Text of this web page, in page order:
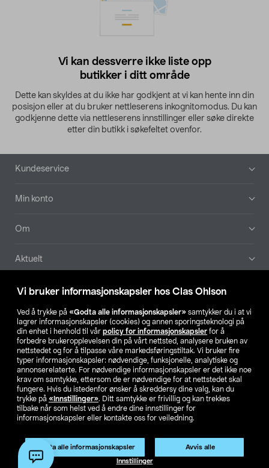
Vi bruker informasjonskapsler hos Clas Ohlson
Ved å trykke på «Godta alle informasjonskapsler» samtykker du i at vi
lagrer informasjonskapsler (cookies) og annen sporingsteknologi på
din enhet i henhold til vår policy for informasjonskapsler for å
forbedre brukeropplevelsen din på vårt nettsted, analysere bruken av
nettstedet og for å tilpasse våre markedsføringstiltak. Vi bruker fire
typer informasjonskapsler: nødvendige, funksjonelle, analytiske og
annonserelaterte. For nødvendige informasjonskapsler er det ikke noe
krav om samtykke, ettersom de er nødvendige for at nettstedet skal
fungere. Hvis du istedenfor ønsker å skreddersy dine valg, kan du
trykke på «Innstillinger». Ditt samtykke er frivillig og kan trekkes
tilbake når som helst ved å endre dine innstillinger for
informasjonskapsler eller kontakte oss for veiledning.
Godta alle informasjonskapsler Avvis alle
Innstillinger
Vi kan dessverre ikke liste opp
butikker i ditt område
Dette kan skyldes at du ikke har godkjent at vi kan hente inn din
posisjon eller at du bruker nettleserens inkognitomodus. Du kan
godkjenne dette via nettleserens innstillinger eller søke direkte
etter din butikk i søkefeltet ovenfor.
Bunntekst
Kundeservice
Min konto
Om
Aktuelt
Våre selskaper
Finn din butikk
SE NO FI
Endre til priser ekskl. moms